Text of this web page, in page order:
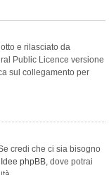
e rilasciato da
Public Licence versione
sul collegamento per
credi che ci sia bisogno
phpBB, dove potrai